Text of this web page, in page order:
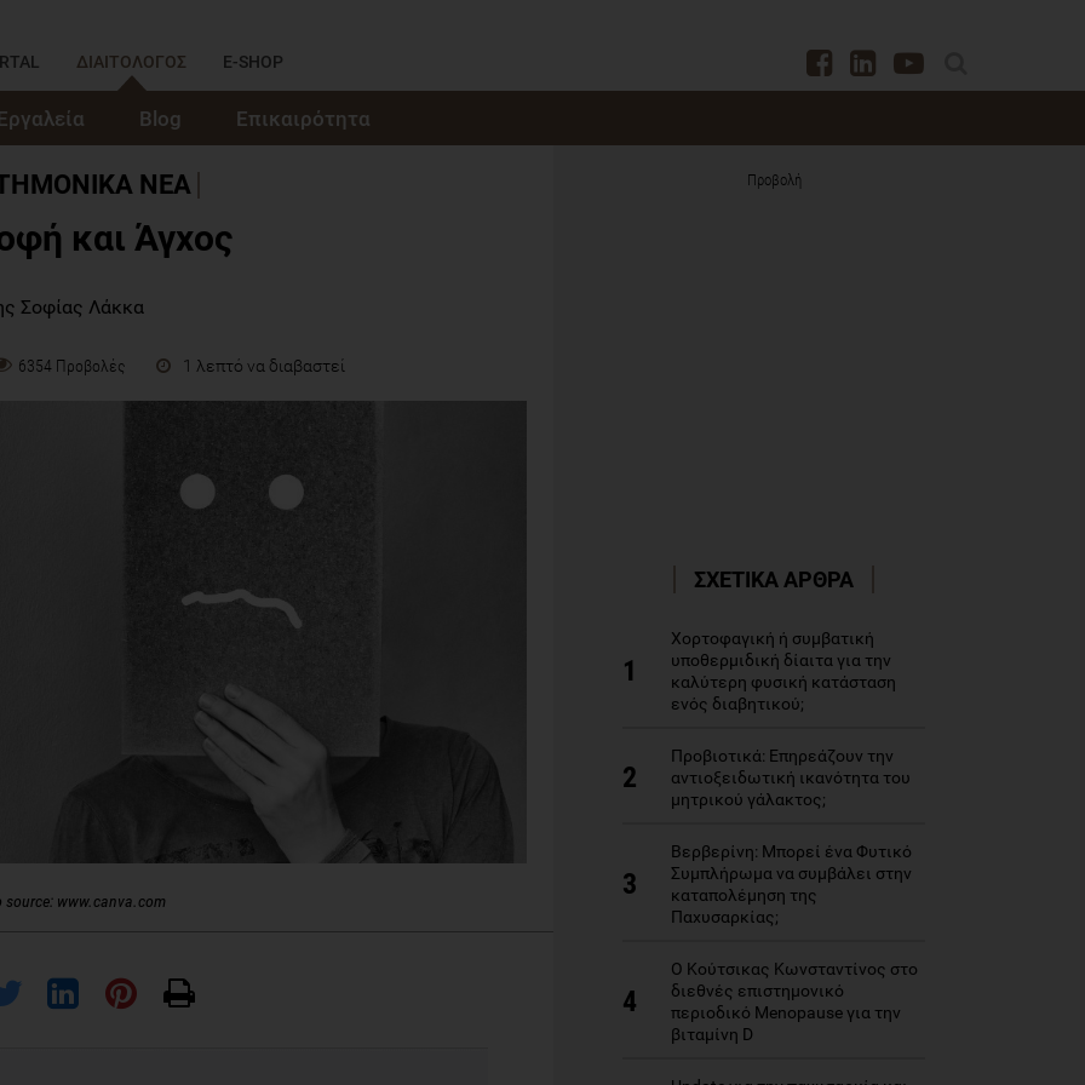
ΔΙΑΙΤΟΛΟΓΟΣ E-SHOP
Blog Επικαιρότητα
ΝΕΑ
και Άγχος
Σοφίας Λάκκα
6354 Προβολές 1 λεπτό να διαβαστεί
source: www.canva.com
Προβολή
ΣΧΕΤΙΚΑ ΑΡΘΡΑ
1
Χορτοφαγική ή συμβατική
υποθερμιδική δίαιτα για την
καλύτερη φυσική κατάσταση
ενός διαβητικού;
2
Προβιοτικά: Επηρεάζουν την
αντιοξειδωτική ικανότητα του
μητρικού γάλακτος;
3
Βερβερίνη: Μπορεί ένα Φυτικό
Συμπλήρωμα να συμβάλει στην
καταπολέμηση της
Παχυσαρκίας;
4
Ο Κούτσικας Κωνσταντίνος στο
διεθνές επιστημονικό
περιοδικό Menopause για την
βιταμίνη D